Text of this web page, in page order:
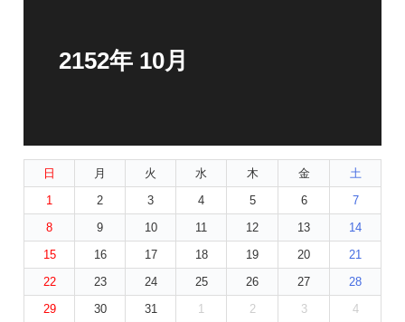
2152年 10月
日 月 火 水 木 金
土
1
2 3 4 5 6
7
8
9 10 11 12 13
14
15
16 17 18 19 20
21
22
23 24 25 26 27
28
29
30 31 1 2 3
4